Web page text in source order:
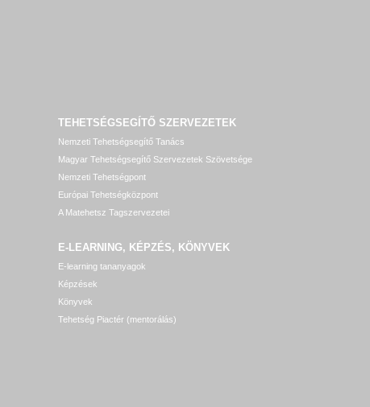
TEHETSÉGSEGÍTŐ SZERVEZETEK
Nemzeti Tehetségsegítő Tanács
Magyar Tehetségsegítő Szervezetek Szövetsége
Nemzeti Tehetségpont
Európai Tehetségközpont
A Matehetsz Tagszervezetei
E-LEARNING, KÉPZÉS, KÖNYVEK
E-learning tananyagok
Képzések
Könyvek
Tehetség Piactér (mentorálás)